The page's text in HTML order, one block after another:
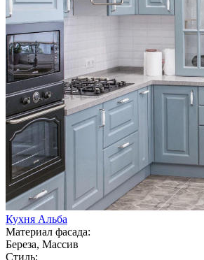
Кухня Альба
Материал фасада:
Береза, Массив
Стиль: